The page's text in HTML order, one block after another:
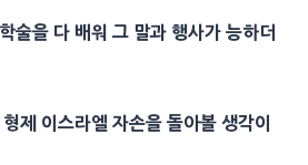
술을 다 배워 그 말과 행사가 능하더
형제
이스라엘 자손을 돌아볼 생각이